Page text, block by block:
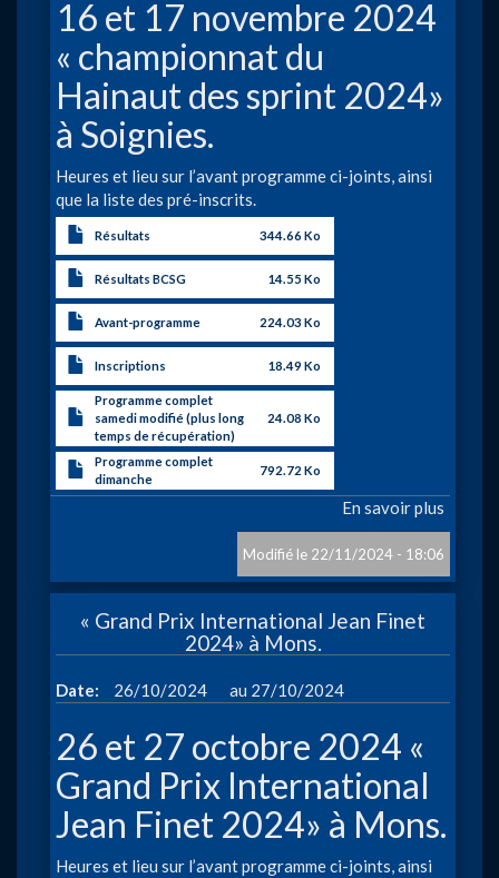
16 et 17 novembre 2024
« championnat du
Hainaut des sprint 2024»
à Soignies.
Heures et lieu sur l’avant programme ci-joints, ainsi
que la liste des pré-inscrits.
Résultats 344.66 Ko
Résultats BCSG 14.55 Ko
Avant-programme 224.03 Ko
Inscriptions 18.49 Ko
Programme complet
samedi modifié (plus long
temps de récupération)
24.08 Ko
Programme complet
dimanche
792.72 Ko
En savoir plus
«
du
22/11/2024 - 18:06
« Grand Prix International Jean Finet
2024» à Mons.
Date 26/10/2024 à
27/10/2024
26 et 27 octobre 2024 «
Grand Prix International
Jean Finet 2024» à Mons.
Heures et lieu sur l’avant programme ci-joints, ainsi